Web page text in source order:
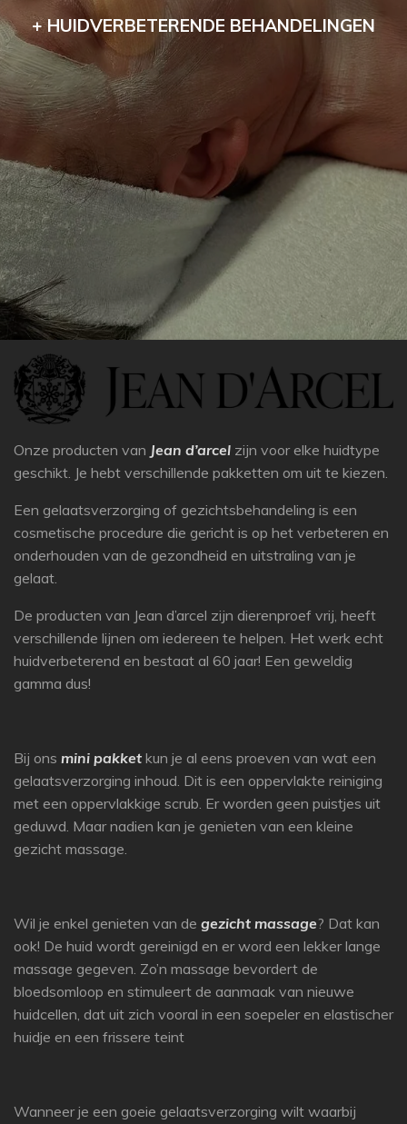
+ HUIDVERBETERENDE BEHANDELINGEN
Onze producten van Jean d’arcel zijn voor elke huidtype
geschikt. Je hebt verschillende pakketten om uit te kiezen.
Een gelaatsverzorging of gezichtsbehandeling is een
cosmetische procedure die gericht is op het verbeteren en
onderhouden van de gezondheid en uitstraling van je
gelaat.
De producten van Jean d’arcel zijn dierenproef vrij, heeft
verschillende lijnen om iedereen te helpen. Het werk echt
huidverbeterend en bestaat al 60 jaar! Een geweldig
gamma dus!
Bij ons mini pakket kun je al eens proeven van wat een
gelaatsverzorging inhoud. Dit is een oppervlakte reiniging
met een oppervlakkige scrub. Er worden geen puistjes uit
geduwd. Maar nadien kan je genieten van een kleine
gezicht massage.
Wil je enkel genieten van de gezicht massage? Dat kan
ook! De huid wordt gereinigd en er word een lekker lange
massage gegeven. Zo’n massage bevordert de
bloedsomloop en stimuleert de aanmaak van nieuwe
huidcellen, dat uit zich vooral in een soepeler en elastischer
huidje en een frissere teint
Wanneer je een goeie gelaatsverzorging wilt waarbij